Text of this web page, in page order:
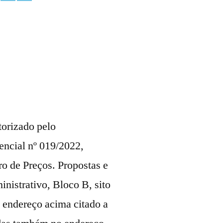
pelo
nº 019/2022,
de Preços. Propostas e
Bloco B, sito
acima citado a